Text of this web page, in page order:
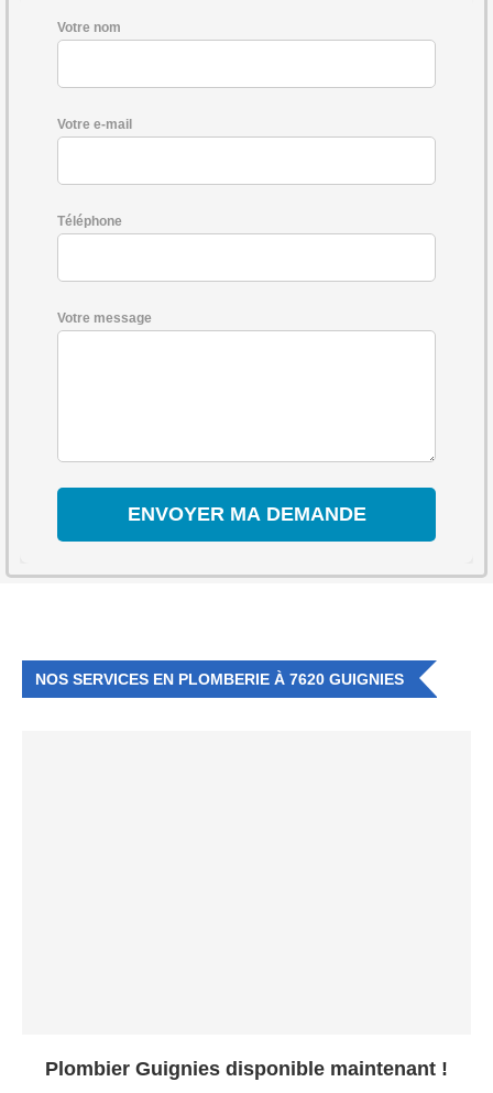
Votre nom
Votre e-mail
Téléphone
Votre message
NOS SERVICES EN PLOMBERIE À 7620 GUIGNIES
Plombier Guignies disponible maintenant !